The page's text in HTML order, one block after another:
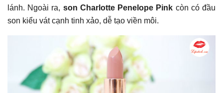
lánh. Ngoài ra, son Charlotte Penelope Pink còn có đầu
son kiểu vát cạnh tinh xảo, dễ tạo viền môi.